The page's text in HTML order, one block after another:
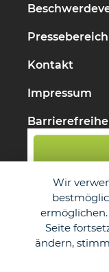
Pressebereich
Kontakt
Impressum
Wir
Seite
ändern,